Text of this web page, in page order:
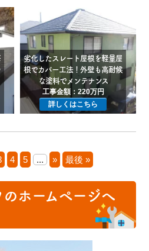
劣化したスレート屋根を軽量屋
根でカバー工法！外壁も高耐候
な塗料でメンテナンス
工事金額：220万円
詳しくはこちら
4 5 ... » 最後 »
のホームページへ